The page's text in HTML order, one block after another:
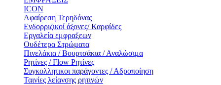
ICON
Αφαίρεση Τερηδόνας
Ενδορριζικοί άξονες/ Καρφίδες
Εργαλεία εμφραξεων
Ουδέτερα Στρώματα
Πινελάκια / Βουρτσάκια / Αναλώσιμα
Ρητίνες / Flow Ρητίνες
Συγκολλητικοι παράγοντες / Αδροποίηση
Ταινίες λείανσης ρητινών